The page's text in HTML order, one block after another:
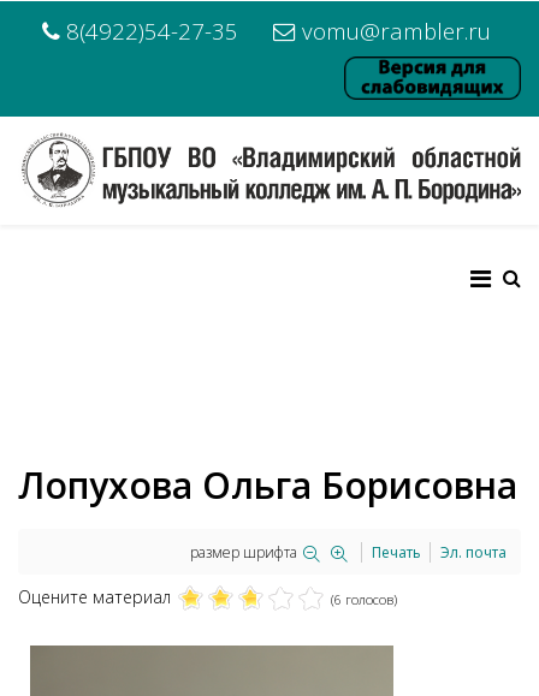
8(4922)54-27-35 vomu@rambler.ru
Лопухова Ольга Борисовна
размер шрифта Печать Эл. почта
Оцените материал (6 голосов)